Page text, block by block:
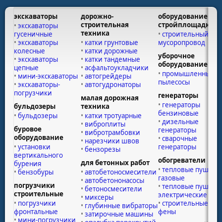
экскаваторы
экскаваторы
гусеничные
экскаваторы
колесные
экскаваторы
цепные
мини-экскаваторы
экскаваторы-
погрузчики
бульдозеры
бульдозеры
буровое
оборудование
установки
вертикального
бурения
бензобуры
погрузчики
строительные
погрузчики
фронтальные
мини-погрузчики
дорожно-
строительная
техника
катки грунтовые
катки дорожные
катки тандемные
асфальтоукладчики
автогрейдеры
автогудронаторы
малая дорожная
техника
катки тротуарные
виброплиты
вибротрамбовки
нарезчики швов
бензорезы
для бетонных работ
автобетоносмесители
автобетононасосы
бетоносмесители
миксеры
глубинные вибраторы
затирочные машины
оборудование
стройплощадки
строительный
мусоропровод
уборочное
оборудование
промышленные
пылесосы
генераторы
генераторы
бензиновые
дизельные
генераторы
сварочные
генераторы
обогреватели
тепловые пушки
газовые
тепловые пушки
электрические
строительные
фены